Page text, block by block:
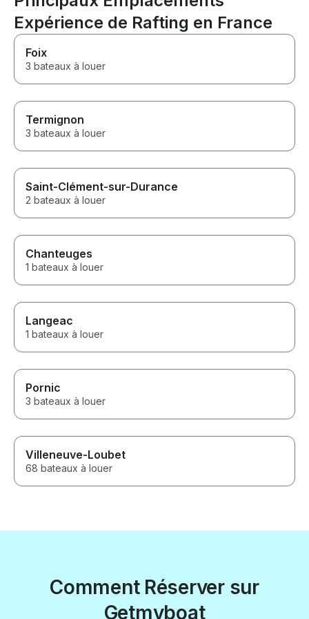
Expérience de Rafting en France
Foix
3 bateaux à louer
Termignon
3 bateaux à louer
Saint-Clément-sur-Durance
2 bateaux à louer
Chanteuges
1 bateaux à louer
Langeac
1 bateaux à louer
Pornic
3 bateaux à louer
Villeneuve-Loubet
68 bateaux à louer
Comment Réserver sur
Getmyboat